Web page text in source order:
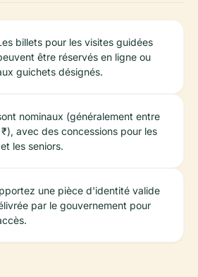
billets pour les visites guidées
être réservés en ligne ou
guichets désignés.
nominaux (généralement entre
avec des concessions pour les
les seniors.
une pièce d'identité valide
par le gouvernement pour